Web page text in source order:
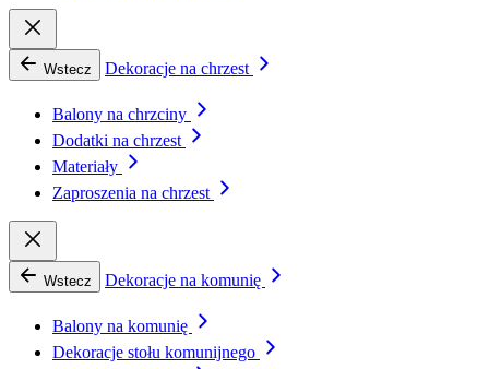
Wstecz Dekoracje na chrzest
Balony na chrzciny
Dodatki na chrzest
Materiały
Zaproszenia na chrzest
Wstecz Dekoracje na komunię
Balony na komunię
Dekoracje stołu komunijnego